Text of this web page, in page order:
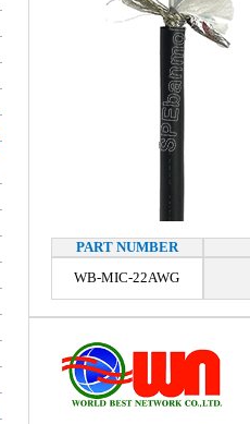
PART NUMBER
WB-MIC-22AWG